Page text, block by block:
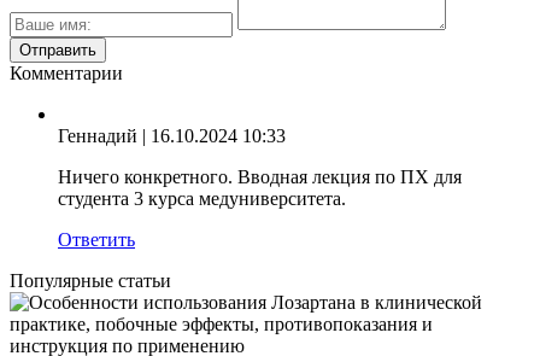
Комментарии
Геннадий | 16.10.2024 10:33
Ничего конкретного. Вводная лекция по ПХ для
студента 3 курса медуниверситета.
Ответить
Популярные статьи